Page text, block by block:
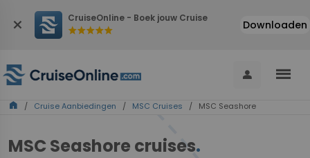
close CruiseOnline - Boek jouw Cruise
starstarstarstarstar Downloaden
person menu
home / Cruise Aanbiedingen / MSC Cruises / MSC Seashore
MSC Seashore cruises.